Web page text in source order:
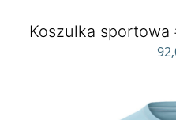
Koszulka sportowa